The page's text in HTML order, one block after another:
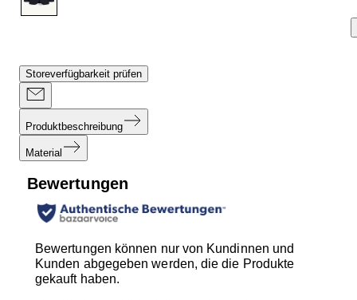
Storeverfügbarkeit prüfen
Produktbeschreibung
Material
Bewertungen
Bewertungen können nur von Kundinnen und
Kunden abgegeben werden, die die Produkte
gekauft haben.